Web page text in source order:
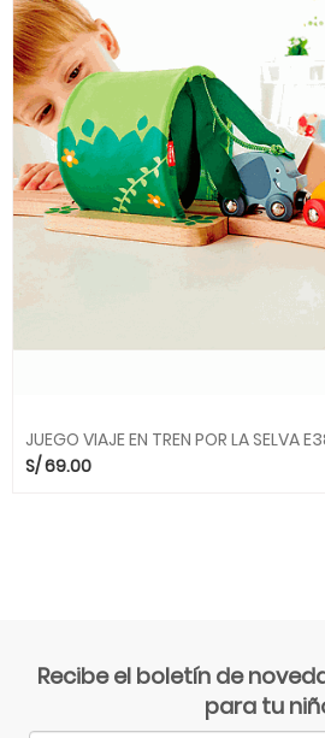
JUEGO VIAJE EN TREN POR LA SELVA
S/69.00
Recibe el boletín de
para tu